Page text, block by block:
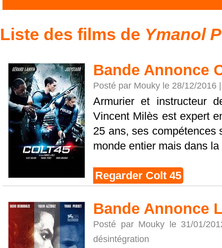
Liste des films de Ymanol
Bande Annonce
Posté par Mouky le 28/12/2016
Armurier et instructeur
Vincent Milès est expert
25 ans, ses compétences
monde entier mais dans
Regarder Colt 45
Bande Annonce
Posté par Mouky le 31/01/
désintégration